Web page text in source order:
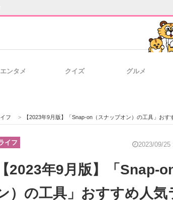
ント
エンタメ クイズ グルメ
フ > 【2023年9月版】「Snap-on（スナップオン）の工具」おすすめ人気ランキ
イフ 2023/09/25
【2023年9月版】「Snap-
）の工具」おすすめ人